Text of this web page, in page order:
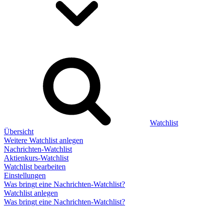
Watchlist
Übersicht
Weitere Watchlist anlegen
Nachrichten-Watchlist
Aktienkurs-Watchlist
Watchlist bearbeiten
Einstellungen
Was bringt eine Nachrichten-Watchlist?
Watchlist anlegen
Was bringt eine Nachrichten-Watchlist?